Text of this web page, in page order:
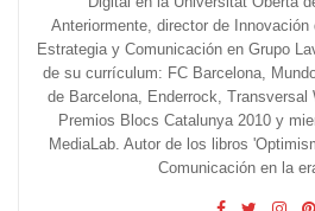
Anteriormente, director de
Estrategia y Comunicación en Grupo
de su currículum: FC Barcelona,
de Barcelona, Enderrock, Transversal
Premios Blocs Catalunya 2010 y
MediaLab. Autor de los libros
Comunicación en la